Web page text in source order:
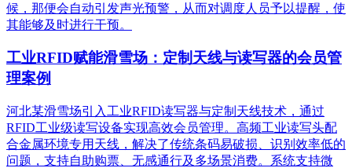
候，那便会自动引发声光预警，从而对调度人员予以提醒，使
其能够及时进行干预。
工业RFID赋能滑雪场：定制天线与读写器的会员管
理案例
河北某滑雪场引入工业RFID读写器与定制天线技术，通过
RFID工业级读写设备实现高效会员管理。高频工业读写头配
合金属环境专用天线，解决了传统条码易破损、识别效率低的
问题，支持自助购票、无感通行及多场景消费。系统支持微